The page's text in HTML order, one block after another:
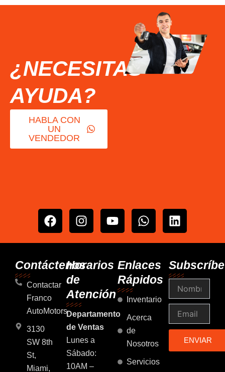
¿NECESITAS
AYUDA?
HABLA CON
UN
VENDEDOR
F
a
b
o
k
I
n
a
a
m
Y
o
u
e
W
h
s
a
p
p
L
i
e
d
n
Contáctenos
Contactar
Franco
AutoMotors
3130
SW 8th
St,
Miami,
Horarios
de
Atención
Departamento
de Ventas
Lunes a
Sábado:
10AM –
Enlaces
Rápidos
Inventario
Acerca
de
Nosotros
Servicios
ENVIAR